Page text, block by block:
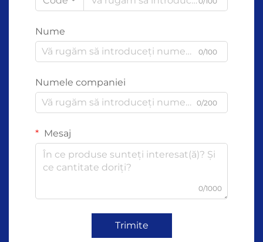
Nume
0/100
Numele companiei
0/200
Mesaj
0/1000
Trimite